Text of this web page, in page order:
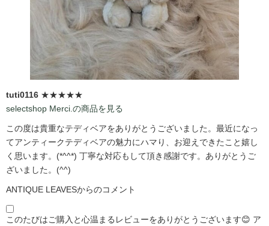
tuti0116 ★★★★★
selectshop Merci.の商品を見る
この度は貴重なテディベアをありがとうございました。最近になっ
てアンティークテディベアの魅力にハマり、お迎えできたこと嬉し
く思います。(*^^*) 丁寧な対応もして頂き感謝です。ありがとうご
ざいました。(^^)
ANTIQUE LEAVESからのコメント
このたびはご購入と心温まるレビューをありがとうございます😊 ア